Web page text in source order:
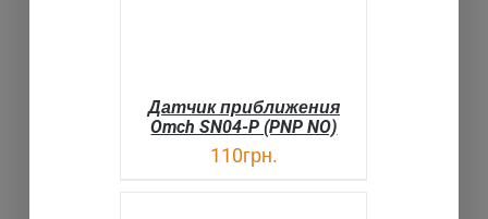
Датчик приближения
Omch SN04-P (PNP NO)
110грн.